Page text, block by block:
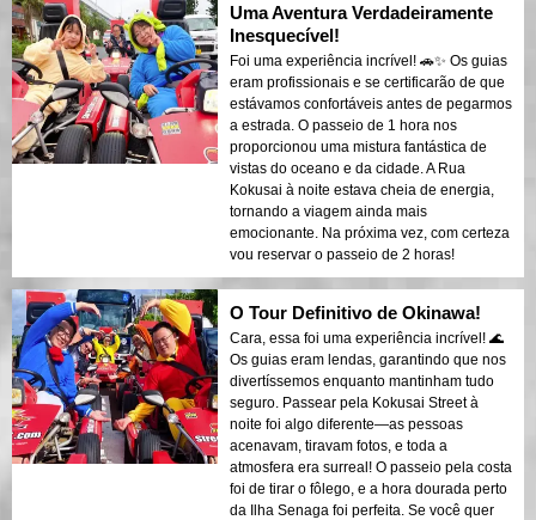
Uma Aventura Verdadeiramente
Inesquecível!
Foi uma experiência incrível! 🚗✨ Os guias
eram profissionais e se certificarão de que
estávamos confortáveis antes de pegarmos
a estrada. O passeio de 1 hora nos
proporcionou uma mistura fantástica de
vistas do oceano e da cidade. A Rua
Kokusai à noite estava cheia de energia,
tornando a viagem ainda mais
emocionante. Na próxima vez, com certeza
vou reservar o passeio de 2 horas!
O Tour Definitivo de Okinawa!
Cara, essa foi uma experiência incrível! 🌊
Os guias eram lendas, garantindo que nos
divertíssemos enquanto mantinham tudo
seguro. Passear pela Kokusai Street à
noite foi algo diferente—as pessoas
acenavam, tiravam fotos, e toda a
atmosfera era surreal! O passeio pela costa
foi de tirar o fôlego, e a hora dourada perto
da Ilha Senaga foi perfeita. Se você quer